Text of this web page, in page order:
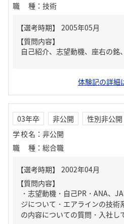
職種 ： 技術
【質問内容】
自己紹介、志望動機、座右の銘
体験記の詳細
03年卒 非公開
性別非公開
学校名 ： 非公開
職種 ： 総合職
【質問内容】
・志望動機・自己PR・ANA、
ジについて・エアラインの技術
の内容についての質問・入社し